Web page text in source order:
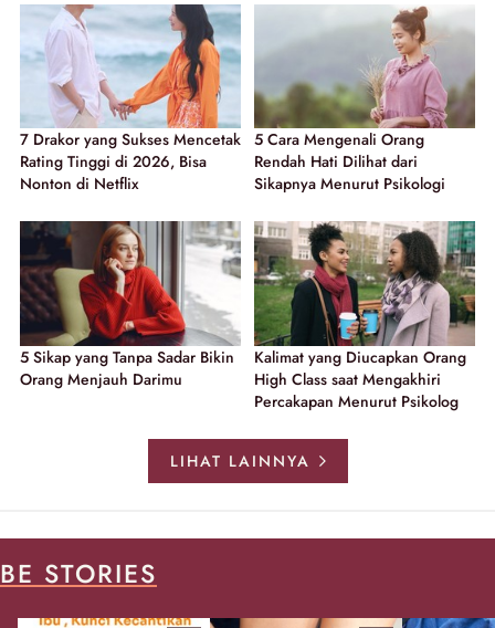
7 Drakor yang Sukses Mencetak
Rating Tinggi di 2026, Bisa
Nonton di Netflix
5 Cara Mengenali Orang
Rendah Hati Dilihat dari
Sikapnya Menurut Psikologi
5 Sikap yang Tanpa Sadar Bikin
Orang Menjauh Darimu
Kalimat yang Diucapkan Orang
High Class saat Mengakhiri
Percakapan Menurut Psikolog
LIHAT LAINNYA
BE STORIES